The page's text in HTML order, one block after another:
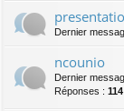
Dernier
ncounio
Dernier
Réponses : 114